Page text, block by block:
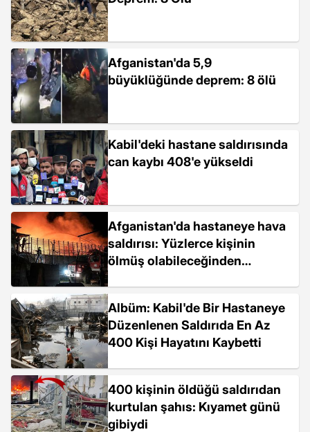
Afganistan'da 5,9
büyüklüğünde deprem: 8 ölü
Kabil'deki hastane saldırısında
can kaybı 408'e yükseldi
Afganistan'da hastaneye hava
saldırısı: Yüzlerce kişinin
ölmüş olabileceğinden
Albüm: Kabil'de Bir Hastaneye
Düzenlenen Saldırıda En Az
400 Kişi Hayatını Kaybetti
400 kişinin öldüğü saldırıdan
kurtulan şahıs: Kıyamet günü
gibiydi